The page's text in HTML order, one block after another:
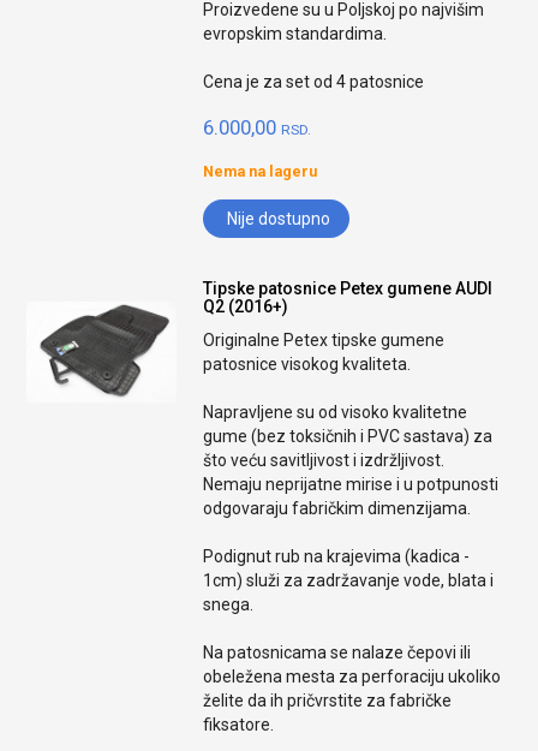
Proizvedene su u Poljskoj po najvišim
evropskim standardima.
Cena je za set od 4 patosnice
6.000,00 RSD.
Nema na lageru
Nije dostupno
Tipske patosnice Petex gumene AUDI
Q2 (2016+)
Originalne Petex tipske gumene
patosnice visokog kvaliteta.
Napravljene su od visoko kvalitetne
gume (bez toksičnih i PVC sastava) za
što veću savitljivost i izdržljivost.
Nemaju neprijatne mirise i u potpunosti
odgovaraju fabričkim dimenzijama.
Podignut rub na krajevima (kadica -
1cm) služi za zadržavanje vode, blata i
snega.
Na patosnicama se nalaze čepovi ili
obeležena mesta za perforaciju ukoliko
želite da ih pričvrstite za fabričke
fiksatore.